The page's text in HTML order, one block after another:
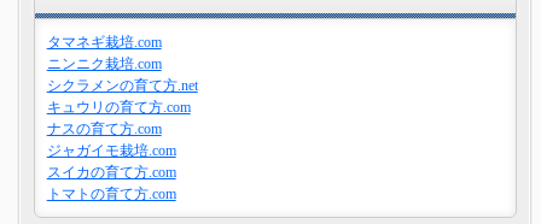
タマネギ栽培.com
ニンニク栽培.com
シクラメンの育て方.net
キュウリの育て方.com
ナスの育て方.com
ジャガイモ栽培.com
スイカの育て方.com
トマトの育て方.com